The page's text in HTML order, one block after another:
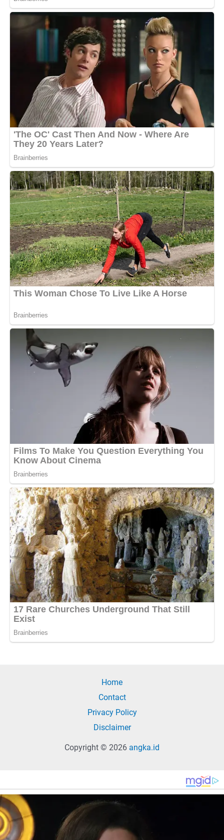
Home
Contact
Privacy Policy
Disclaimer
Copyright © 2026 angka.id